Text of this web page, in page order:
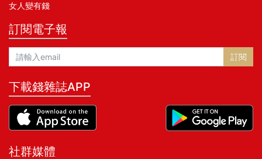
女人變有錢
訂閱電子報
訂閱
下載錢雜誌APP
社群媒體